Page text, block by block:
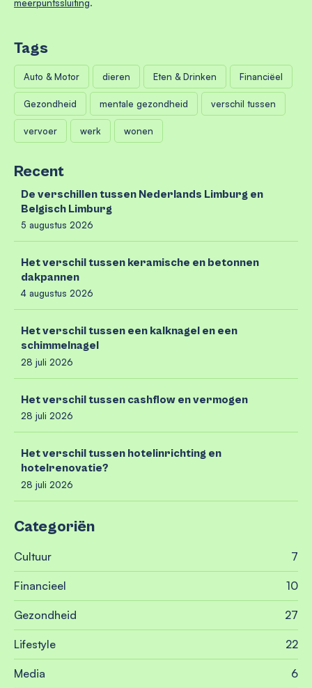
meerpuntssluiting.
Tags
Auto & Motor dieren Eten & Drinken Financiëel
Gezondheid mentale gezondheid verschil tussen
vervoer werk wonen
Recent
De verschillen tussen Nederlands Limburg en
Belgisch Limburg
5 augustus 2026
Het verschil tussen keramische en betonnen
dakpannen
4 augustus 2026
Het verschil tussen een kalknagel en een
schimmelnagel
28 juli 2026
Het verschil tussen cashflow en vermogen
28 juli 2026
Het verschil tussen hotelinrichting en
hotelrenovatie?
28 juli 2026
Categoriën
Cultuur 7
Financieel 10
Gezondheid 27
Lifestyle 22
Media 6